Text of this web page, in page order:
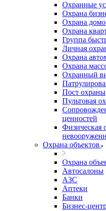
Охранные
Охрана
Охрана
Охрана
Группа
Личная
Охрана
Охрана
Охранный
Пост охраны
Пультовая
ценностей
Физическая
Охрана объектов
Охрана
Автосалоны
АЗС
Аптеки
Банки
Бизнес-